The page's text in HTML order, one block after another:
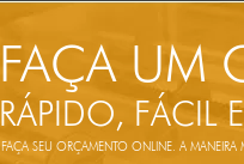
FAÇA UM
RÁPIDO, FÁCIL
FAÇA SEU ORÇAMENTO ONLINE. A MANEIRA